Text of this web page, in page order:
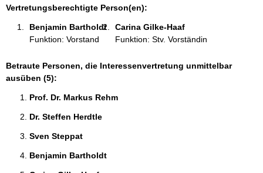
n
Vertretungsberechtigte Person(en):
Benjamin Bartholdt
Funktion: Vorstand
Carina Gilke-Haaf
Funktion: Stv. Vorständin
Betraute Personen, die Interessenvertretung unmittelbar
ausüben (5):
Prof. Dr. Markus Rehm
Dr. Steffen Herdtle
Sven Steppat
Benjamin Bartholdt